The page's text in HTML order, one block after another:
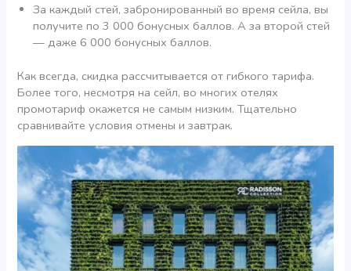
За каждый стей, забронированный во время сейла, вы
получите по 3 000 бонусных баллов. А за второй стей
— даже 6 000 бонусных баллов.
Как всегда, скидка рассчитывается от гибкого тарифа.
Более того, несмотря на сейл, во многих отелях
промотариф окажется не самым низким. Тщательно
сравнивайте условия отмены и завтрак.